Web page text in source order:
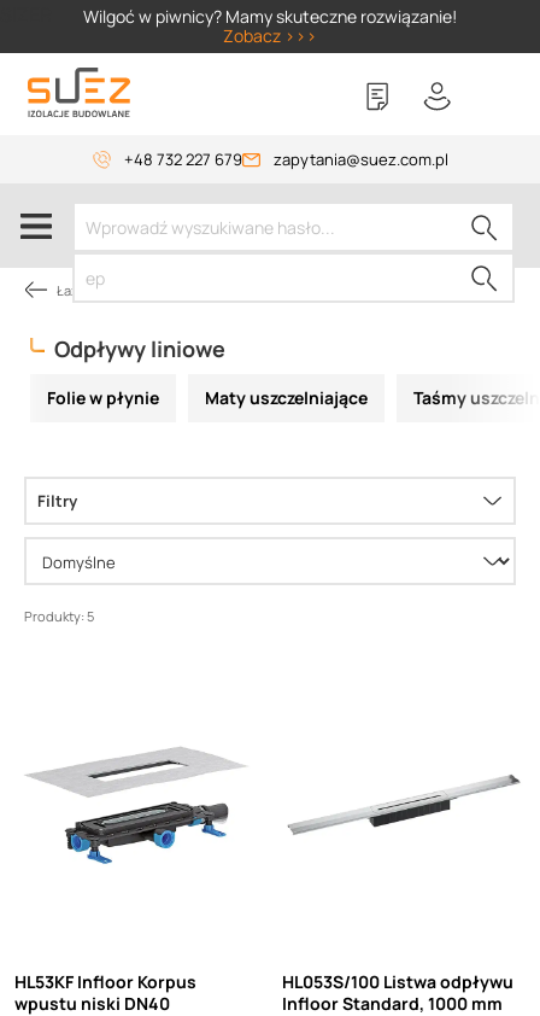
Wilgoć w piwnicy? Mamy skuteczne rozwiązanie!
Zobacz >>>
+48 732 227 679 zapytania@suez.com.pl
Łazienka
Folie w płynie Maty uszczelniające Taśmy
Odpływy liniowe
Filtry
Produkty: 5
HL53KF Infloor Korpus
wpustu niski DN40
HL053S/100 Listwa odpływu
Infloor Standard, 1000 mm